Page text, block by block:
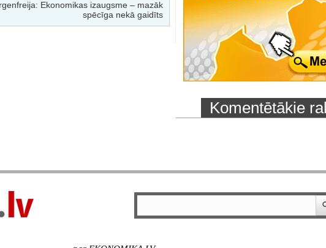
Ekonomikas izaugsme – mazāk
spēcīga nekā gaidīts
Komentētākie